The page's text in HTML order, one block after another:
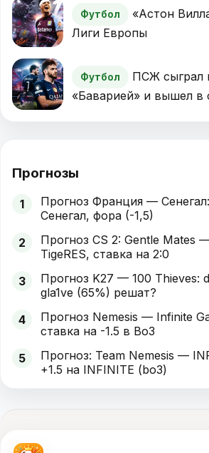
Футбол
«Астон
Лиги Европы
Футбол
ПСЖ сыграл
«Баварией» и вышел в
Прогнозы
1
Прогноз Франция —
Сенегал, фора (-1,5)
2
Прогноз CS 2: Gentle Mates
TigeRES, ставка на 2:0
3
Прогноз K27 — 100 Thieves:
gla1ve (65%) решат?
4
Прогноз Nemesis — Infinite
ставка на -1.5 в Bo3
5
Прогноз: Team Nemesis —
+1.5 на INFINITE (bo3)